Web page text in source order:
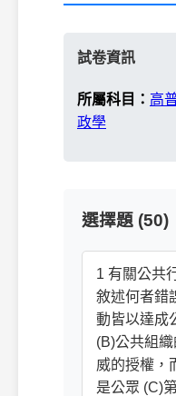
試卷資訊
所屬科目： 高
政學
選擇題 (50)
1 有關公共
敘述何者錯
動皆以達成
(B)公共組
威的授權，
是公眾 (C)